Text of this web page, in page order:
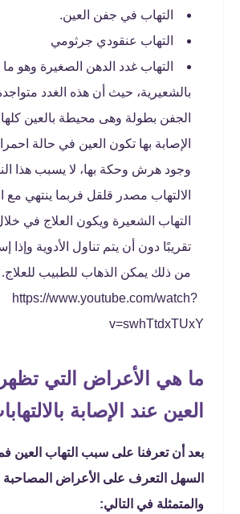
التهاب في جفن العين.
التهاب عنقودي جرثومي
التهاب غدد الدهن الصغيرة وهو
بالشعيرية، حيث أن هذه الغدد
الجفن بطولة وهى محيطة بالعين
الإصابة بها تكون العين في حالة
وجود هرش وحكة بها، لا يسبب هذا
الالتهاب مصدر قلقل فربما ينتهي مع
التهاب الشعيرة ويكون العلاج في
تقريبًا دون أن يتم تناول الأدوية وإذا
من ذلك يمكن الذهاب للطبيب للعلاج.
https://www.youtube.com/watch?
v=swhTtdxTUxY
ما هي الأعراض التي
العين عند الإصابة
بعد أن تعرفنا على سبب التهاب العين
السهل التعرف على الأعراض المصاحبة
والمتمثلة في التالي: